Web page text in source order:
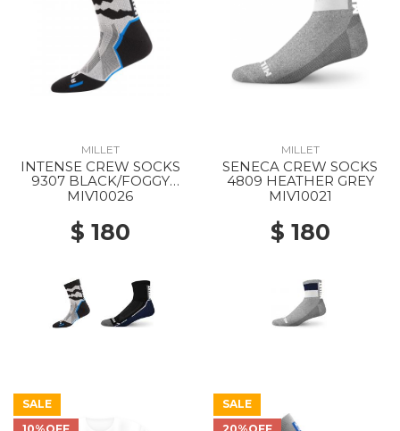
MILLET
INTENSE CREW SOCKS
9307 BLACK/FOGGY
DEW
MIV10026
$ 180
MILLET
SENECA CREW SOCKS
4809 HEATHER GREY
MIV10021
$ 180
SALE
SALE